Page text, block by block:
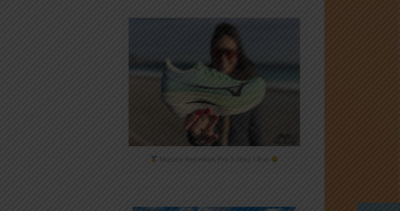
Mizuno Rebellion Pro 3 chez i-Run